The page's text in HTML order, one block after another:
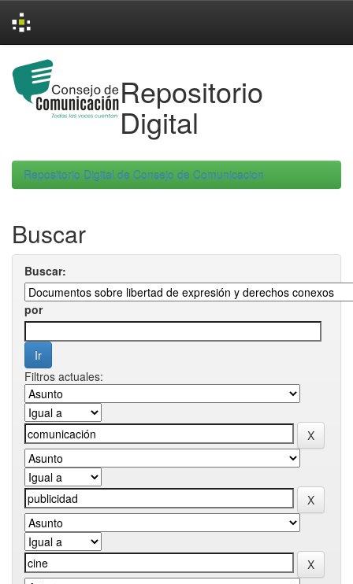
navigation
Repositorio
Digital
Repositorio Digital de Consejo de Comunicacion
Buscar
Buscar:
por
Filtros actuales: